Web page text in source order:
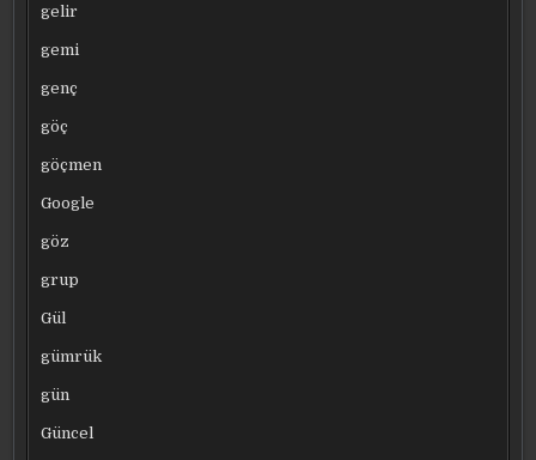
gelir
gemi
genç
göç
göçmen
Google
göz
grup
Gül
gümrük
gün
Güncel